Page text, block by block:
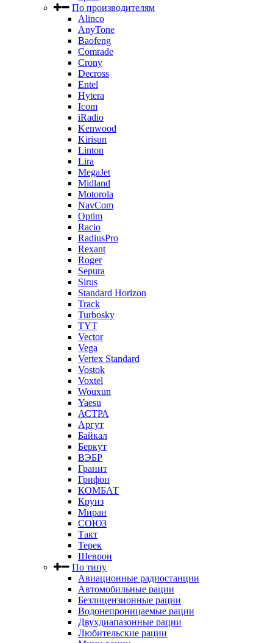
По производителям
Alinco
AnyTone
Baofeng
Comrade
Crony
Decross
Entel
Hytera
Icom
iRadio
Kenwood
Kirisun
Linton
Lira
MegaJet
Midland
Motorola
NavCom
Optim
Racio
RadiusPro
Rexant
Roger
Sepura
Sirus
Standard Horizon
Track
Turbosky
TYT
Vector
Vega
Vertex Standard
Vostok
Voxtel
Wouxun
Yaesu
АСТРА
Аргут
Байкал
Беркут
ВЭБР
Гранит
Грифон
КОМБАТ
Круиз
Миран
СОЮЗ
Такт
Терек
Шеврон
По типу
Авиационные радиостанции
Автомобильные рации
Безлицензионные рации
Водонепроницаемые рации
Двухдиапазонные рации
Любительские рации